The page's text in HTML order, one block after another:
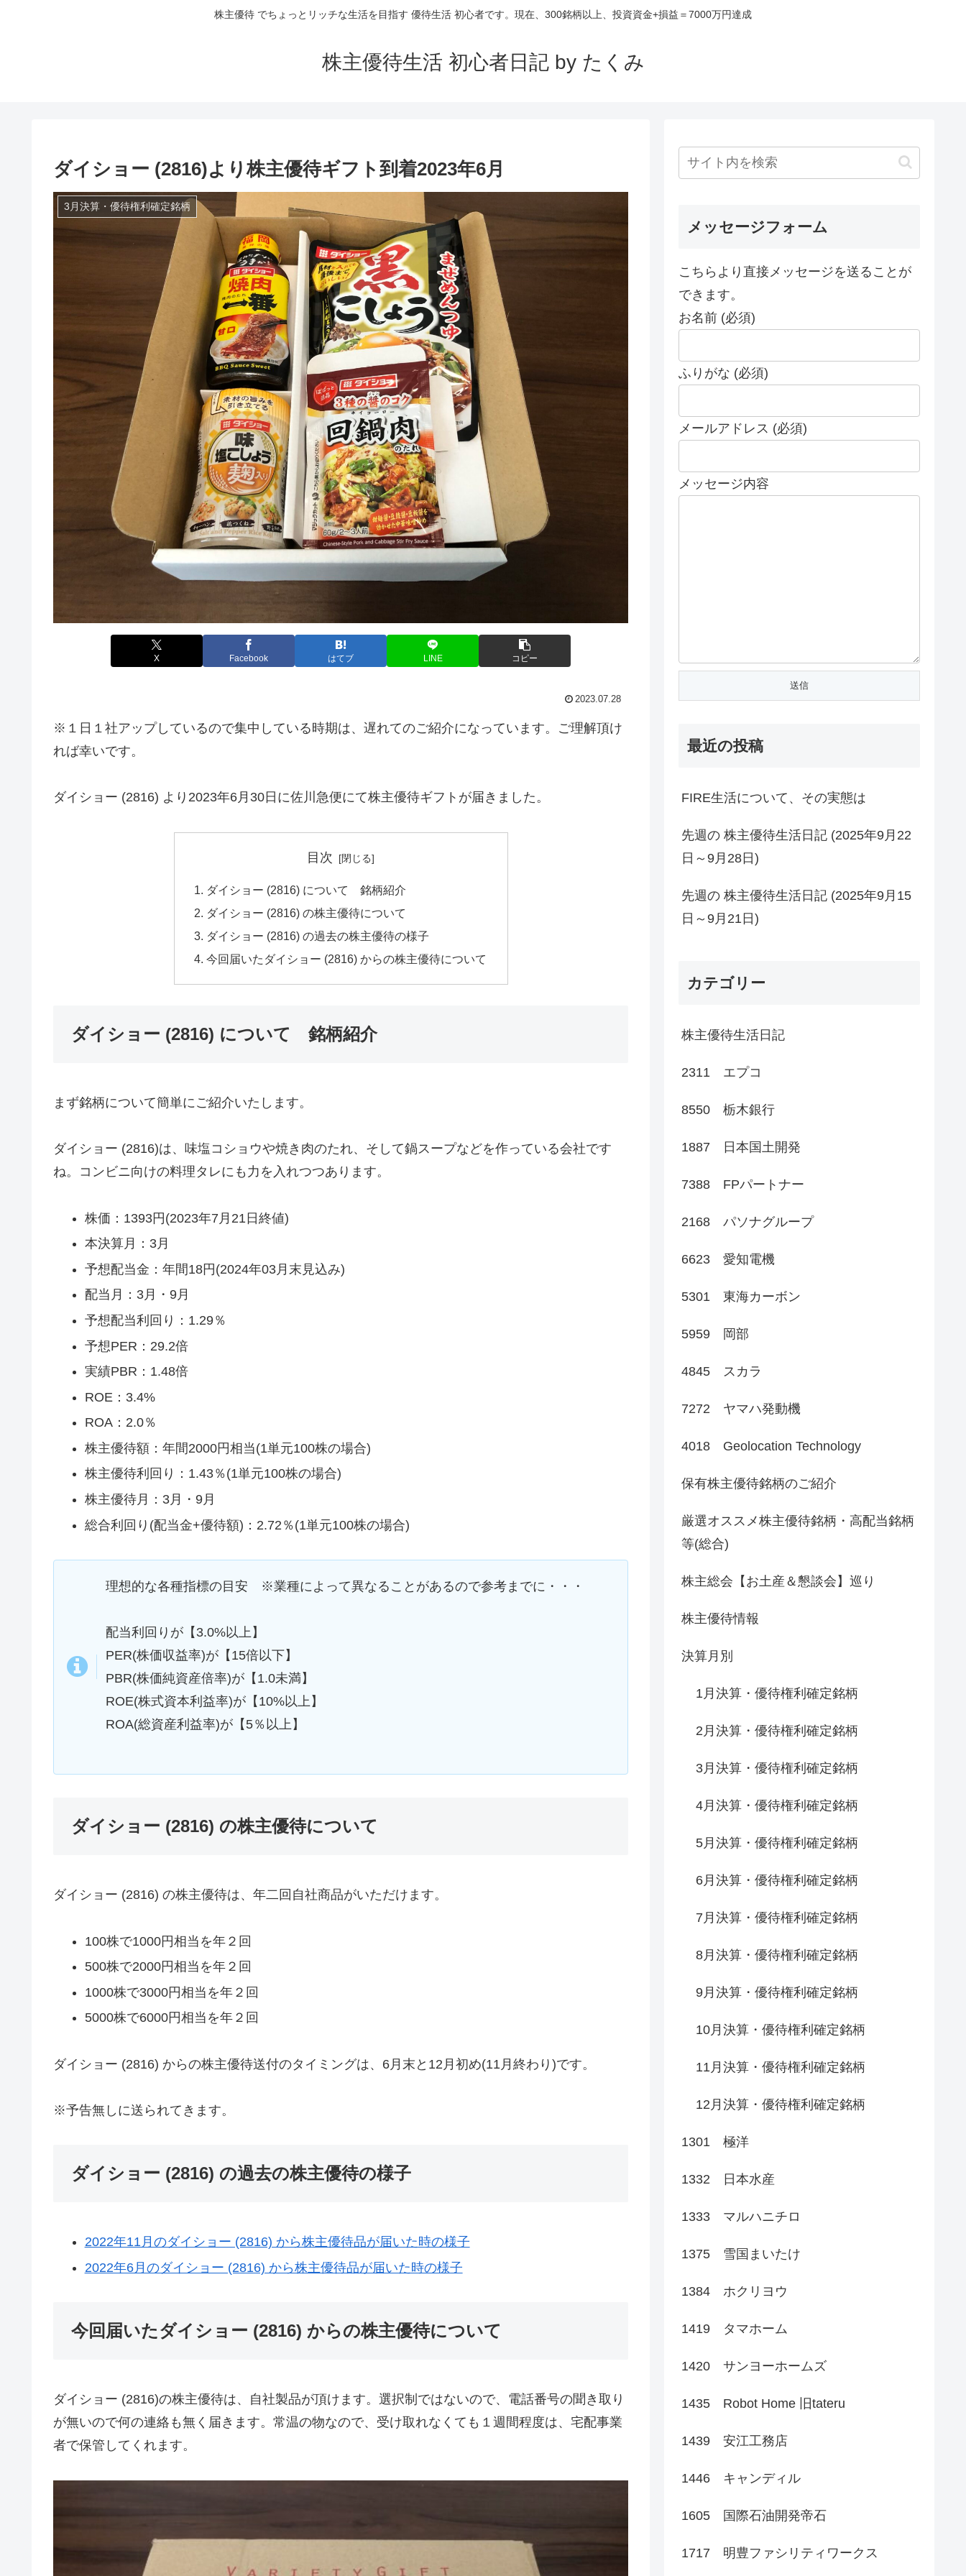
株主優待 でちょっとリッチな生活を目指す 優待生活 初心者です。現在、300銘柄以上、投資資金+損益＝7000万円達成
株主優待生活 初心者日記 by たくみ
ダイショー (2816)より株主優待ギフト到着2023年6月
3月決算・優待権利確定銘柄
X Facebook はてブ LINE コピー
2023.07.28
※１日１社アップしているので集中している時期は、遅れてのご紹介になっています。ご理解頂け
れば幸いです。
ダイショー (2816) より2023年6月30日に佐川急便にて株主優待ギフトが届きました。
目次
ダイショー (2816) について 銘柄紹介
ダイショー (2816) の株主優待について
ダイショー (2816) の過去の株主優待の様子
今回届いたダイショー (2816) からの株主優待について
ダイショー (2816) について 銘柄紹介
まず銘柄について簡単にご紹介いたします。
ダイショー (2816)は、味塩コショウや焼き肉のたれ、そして鍋スープなどを作っている会社です
ね。コンビニ向けの料理タレにも力を入れつつあります。
株価：1393円(2023年7月21日終値)
本決算月：3月
予想配当金：年間18円(2024年03月末見込み)
配当月：3月・9月
予想配当利回り：1.29％
予想PER：29.2倍
実績PBR：1.48倍
ROE：3.4%
ROA：2.0％
株主優待額：年間2000円相当(1単元100株の場合)
株主優待利回り：1.43％(1単元100株の場合)
株主優待月：3月・9月
総合利回り(配当金+優待額)：2.72％(1単元100株の場合)
理想的な各種指標の目安 ※業種によって異なることがあるので参考までに・・・
配当利回りが【3.0%以上】
PER(株価収益率)が【15倍以下】
PBR(株価純資産倍率)が【1.0未満】
ROE(株式資本利益率)が【10%以上】
ROA(総資産利益率)が【5％以上】
ダイショー (2816) の株主優待について
ダイショー (2816) の株主優待は、年二回自社商品がいただけます。
100株で1000円相当を年２回
500株で2000円相当を年２回
1000株で3000円相当を年２回
5000株で6000円相当を年２回
ダイショー (2816) からの株主優待送付のタイミングは、6月末と12月初め(11月終わり)です。
※予告無しに送られてきます。
ダイショー (2816) の過去の株主優待の様子
2022年11月のダイショー (2816) から株主優待品が届いた時の様子
2022年6月のダイショー (2816) から株主優待品が届いた時の様子
今回届いたダイショー (2816) からの株主優待について
ダイショー (2816)の株主優待は、自社製品が頂けます。選択制ではないので、電話番号の聞き取り
が無いので何の連絡も無く届きます。常温の物なので、受け取れなくても１週間程度は、宅配事業
者で保管してくれます。
メッセージフォーム
こちらより直接メッセージを送ることが
できます。
お名前 (必須)
ふりがな (必須)
メールアドレス (必須)
メッセージ内容
最近の投稿
FIRE生活について、その実態は
先週の 株主優待生活日記 (2025年9月22
日～9月28日)
先週の 株主優待生活日記 (2025年9月15
日～9月21日)
カテゴリー
株主優待生活日記
2311 エプコ
8550 栃木銀行
1887 日本国土開発
7388 FPパートナー
2168 パソナグループ
6623 愛知電機
5301 東海カーボン
5959 岡部
4845 スカラ
7272 ヤマハ発動機
4018 Geolocation Technology
保有株主優待銘柄のご紹介
厳選オススメ株主優待銘柄・高配当銘柄
等(総合)
株主総会【お土産＆懇談会】巡り
株主優待情報
決算月別
1月決算・優待権利確定銘柄
2月決算・優待権利確定銘柄
3月決算・優待権利確定銘柄
4月決算・優待権利確定銘柄
5月決算・優待権利確定銘柄
6月決算・優待権利確定銘柄
7月決算・優待権利確定銘柄
8月決算・優待権利確定銘柄
9月決算・優待権利確定銘柄
10月決算・優待権利確定銘柄
11月決算・優待権利確定銘柄
12月決算・優待権利確定銘柄
1301 極洋
1332 日本水産
1333 マルハニチロ
1375 雪国まいたけ
1384 ホクリヨウ
1419 タマホーム
1420 サンヨーホームズ
1435 Robot Home 旧tateru
1439 安江工務店
1446 キャンディル
1605 国際石油開発帝石
1717 明豊ファシリティワークス